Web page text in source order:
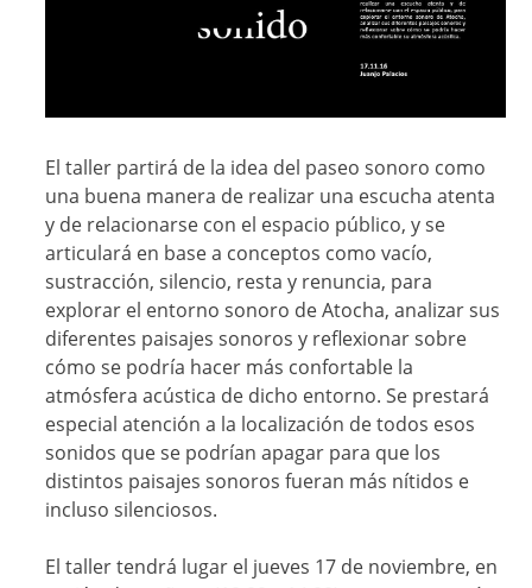
El taller partirá de la idea del paseo sonoro como
una buena manera de realizar una escucha atenta
y de relacionarse con el espacio público, y se
articulará en base a conceptos como vacío,
sustracción, silencio, resta y renuncia, para
explorar el entorno sonoro de Atocha, analizar sus
diferentes paisajes sonoros y reflexionar sobre
cómo se podría hacer más confortable la
atmósfera acústica de dicho entorno. Se prestará
especial atención a la localización de todos esos
sonidos que se podrían apagar para que los
distintos paisajes sonoros fueran más nítidos e
incluso silenciosos.
El taller tendrá lugar el jueves 17 de noviembre, en